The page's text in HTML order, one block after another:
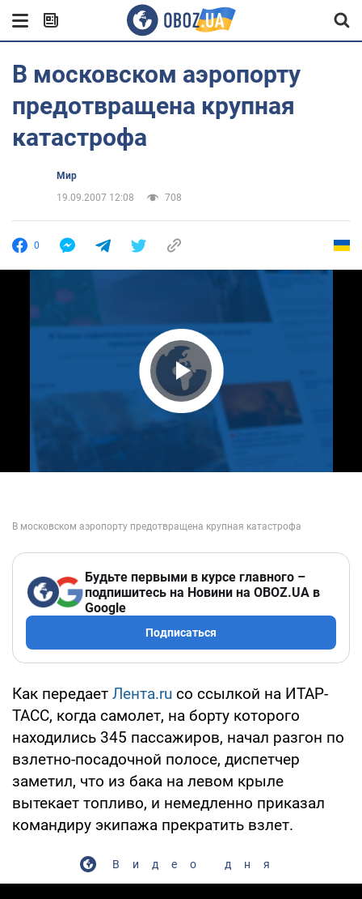
В московском аэропорту
предотвращена крупная
катастрофа
Мир
19.09.2007 12:08
708
0
Play Video
Будьте первыми в курсе главного –
подпишитесь на Новини на OBOZ.UA в
Google
Подписаться
Как передает Лента.ru со ссылкой на ИТАР-
ТАСС, когда самолет, на борту которого
находились 345 пассажиров, начал разгон по
взлетно-посадочной полосе, диспетчер
заметил, что из бака на левом крыле
вытекает топливо, и немедленно приказал
командиру экипажа прекратить взлет.
Видео дня